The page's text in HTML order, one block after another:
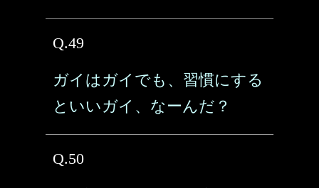
Q.49
ガイはガイでも、習慣にする
といいガイ、なーんだ？
Q.50